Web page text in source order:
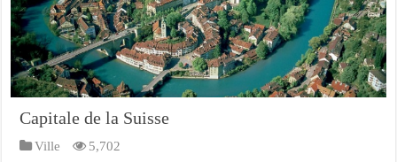
Capitale de la Suisse
Ville 5,702